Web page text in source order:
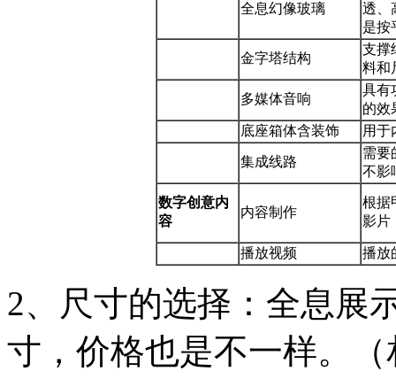
全息幻像玻璃
透、
是按
金字塔结构
支撑
料和
多媒体音响
具有
的效
底座箱体含装饰
用于
集成线路
需要
不影
数字创意内
容
内容制作
根据
影片
播放视频 播放
2、尺寸的选择：全息展
寸，价格也是不一样。